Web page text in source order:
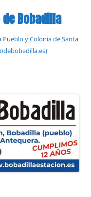
Bobadilla
y Colonia de Santa